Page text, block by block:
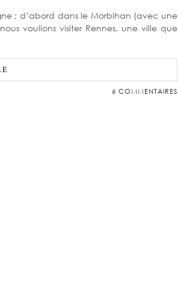
; d’abord dans le Morbihan (avec une
voulions visiter Rennes, une ville que
6 COMMENTAIRES